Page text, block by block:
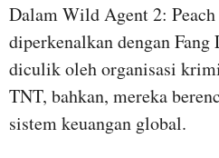
Dalam Wild Agent 2:
diperkenalkan dengan
diculik oleh organisasi
TNT, bahkan, mereka
sistem keuangan global.